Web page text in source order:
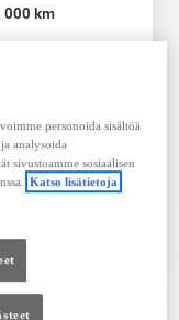
000 km
personoida sisältöä
analysoida
sivustoamme sosiaalisen
Katso lisätietoja